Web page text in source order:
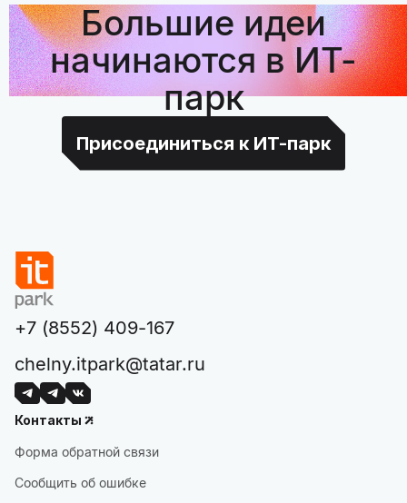
Большие идеи
начинаются в ИТ-
парк
Присоединиться к ИТ-парк
+7 (8552) 409-167
chelny.itpark@tatar.ru
Контакты
Форма обратной связи
Сообщить об ошибке